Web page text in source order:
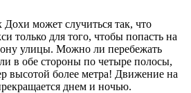
может случиться так, что
только для того, чтобы попасть на
улицы. Можно ли перебежать
в обе стороны по четыре полосы,
высотой более метра! Движение на
днем и ночью.